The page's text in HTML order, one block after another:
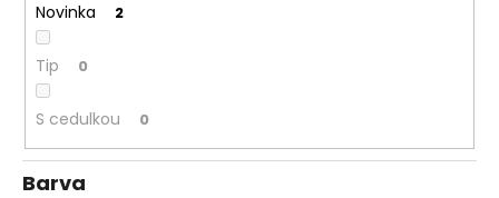
Novinka 2
Tip 0
S cedulkou 0
Barva